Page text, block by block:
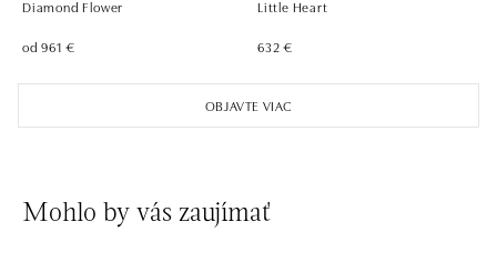
Roztylská 2321/19, 148 00 Praha 4 - Chodov
dnes otvorené do 21:00
OBJAVTE VIAC
Diamond Flower
od 961 €
Little Heart
632 €
Mohlo by vás zaujímať